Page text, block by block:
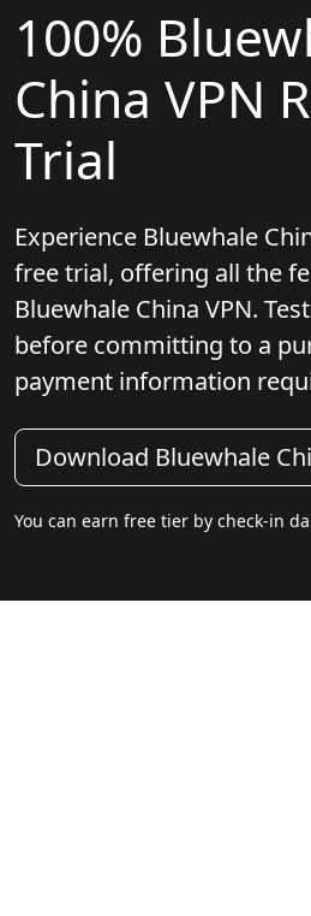
100%
China VPN
Trial
Experience Bluewhale
free trial, offering all the
Bluewhale China VPN.
before committing to a
payment information
Download Bluewhale
You can earn free tier by check-in